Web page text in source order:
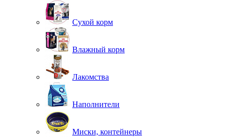
Сухой корм
Влажный корм
Лакомства
Наполнители
Миски, контейнеры